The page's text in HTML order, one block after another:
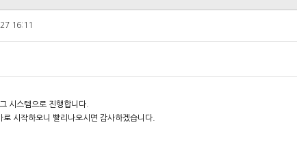
16:11
시스템으로 진행합니다.
시작하오니 빨리나오시면 감사하겠습니다.